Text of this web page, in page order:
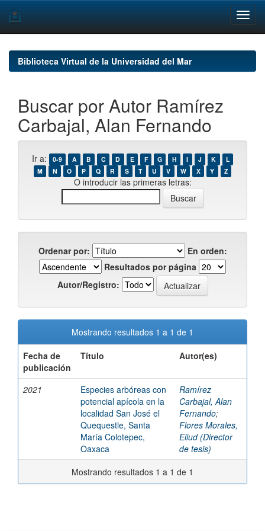
navigationBiblioteca Virtual de la Universidad del Mar
Buscar por Autor Ramírez
Carbajal, Alan Fernando
Ir a: 0-9 A B C D E F G H I J K
L
M
N O P Q R S T U V W X Y Z
O introducir las primeras letras:
Ordenar por:
En orden:
Resultados por página
Autor/Registro:
Mostrando resultados 1 a 1 de 1
Fecha de
publicación
Título Autor(es)
2021
Especies arbóreas con
potencial apícola en la
localidad San José el
Quequestle, Santa
María Colotepec,
Oaxaca
Ramírez
Carbajal, Alan
Fernando;
Flores Morales,
Eliud (Director
de tesis)
Mostrando resultados 1 a 1 de 1